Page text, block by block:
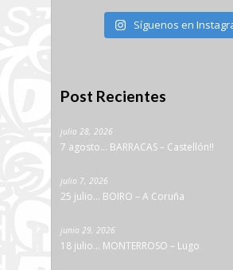
Síguenos en
Post Recientes
julio 28, 2026
7 agosto… BARRACAS – Castellón!!
julio 7, 2026
25 julio… BOIRO – A Coruña
junio 29, 2026
18 julio… MONTERROSO – Lugo